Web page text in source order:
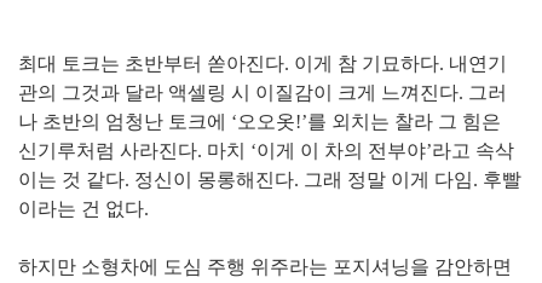
최대 토크는 초반부터 쏟아진다. 이게 참 기묘하다. 내연기
관의 그것과 달라 액셀링 시 이질감이 크게 느껴진다. 그러
나 초반의 엄청난 토크에 ‘오오옷!’를 외치는 찰라 그 힘은
신기루처럼 사라진다. 마치 ‘이게 이 차의 전부야’라고 속삭
이는 것 같다. 정신이 몽롱해진다. 그래 정말 이게 다임. 후빨
이라는 건 없다.
하지만 소형차에 도심 주행 위주라는 포지셔닝을 감안하면